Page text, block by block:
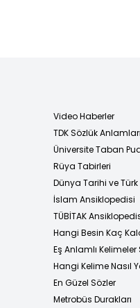
Video Haberler
TDK Sözlük Anlamları
Üniversite Taban
Rüya Tabirleri
Dünya Tarihi ve Türk
İslam Ansiklopedisi
TÜBİTAK
Hangi Besin Kaç
Eş Anlamlı
Hangi Kelime Nasıl
En Güzel Sözler
Metrobüs Durakları